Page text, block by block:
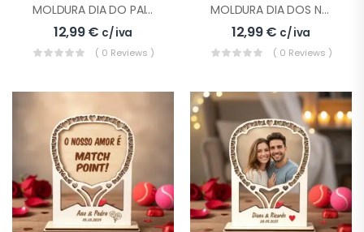
MOLDURA DIA DO PAI COM FOTO
12,99€ c/ iva
( 0 Reviews )
MOLDURA DIA DOS NAMORADOS COM FRASE
12,99€ c/ iva
( 0 Reviews )